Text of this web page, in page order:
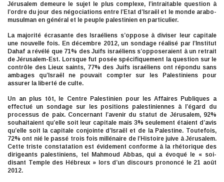
Jérusalem demeure le sujet le plus complexe, l’intraitable question à
l’ordre du jour des négociations entre l’Etat d’Israël et le monde arabo-
musulman en général et le peuple palestinien en particulier.
La majorité écrasante des Israéliens s’oppose à diviser leur capitale
une nouvelle fois. En décembre 2012, un sondage réalisé par l’Institut
Dahaf a révélé que 71% des Juifs israéliens s’opposeraient à un retrait
de Jérusalem-Est. Lorsque fut posée spécifiquement la question sur le
contrôle des Lieux saints, 77% des Juifs israéliens ont répondu sans
ambages qu’Israël ne pouvait compter sur les Palestiniens pour
assurer la liberté de culte.
Un an plus tôt, le Centre Palestinien pour les Affaires Publiques a
effectué un sondage sur les positions palestiniennes à l’égard du
processus de paix. Concernant l’avenir du statut de Jérusalem, 92%
souhaitaient qu’elle soit leur capitale mais 3% seulement étaient d’avis
qu’elle soit la capitale conjointe d’Israël et de la Palestine. Toutefois,
72% ont nié le passé trois fois millénaire de l’Histoire juive à Jérusalem.
Cette triste constatation est évidement conforme à la rhétorique des
dirigeants palestiniens, tel Mahmoud Abbas, qui a évoqué le « soi-
disant Temple des Hébreux » lors d’un discours prononcé le 21 août
2012.